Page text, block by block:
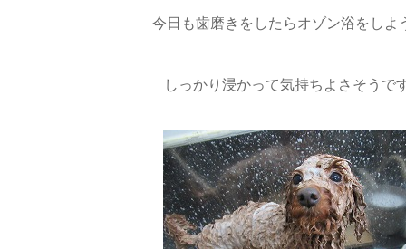
今日も歯磨きをしたらオゾン浴をしよ
しっかり浸かって気持ちよさそう